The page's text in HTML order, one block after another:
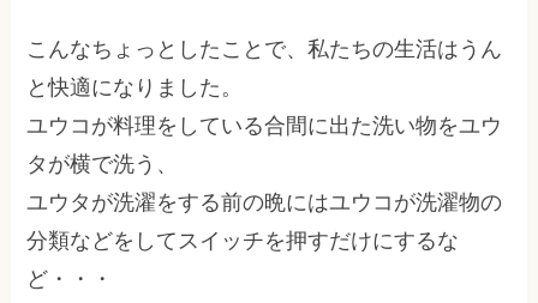
こんなちょっとしたことで、私たちの生活はうん
と快適になりました。
ユウコが料理をしている合間に出た洗い物をユウ
タが横で洗う、
ユウタが洗濯をする前の晩にはユウコが洗濯物の
分類などをしてスイッチを押すだけにするな
ど・・・